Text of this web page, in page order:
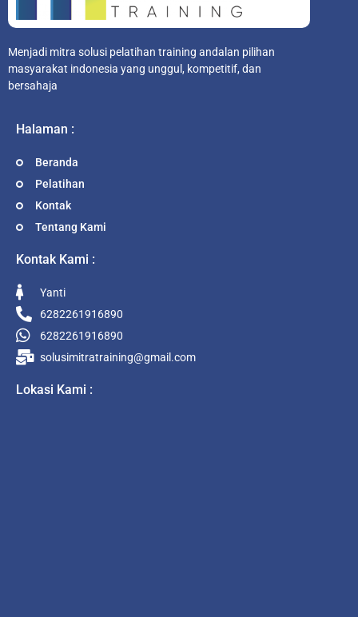
Menjadi mitra solusi pelatihan training andalan pilihan
masyarakat indonesia yang unggul, kompetitif, dan
bersahaja
Halaman :
Beranda
Pelatihan
Kontak
Tentang Kami
Kontak Kami :
Yanti
6282261916890
6282261916890
solusimitratraining@gmail.com
Lokasi Kami :